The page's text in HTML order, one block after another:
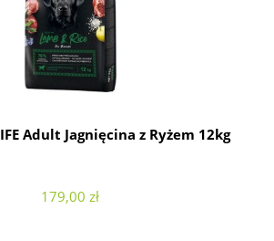
Adult Jagnięcina z Ryżem 12kg
179,00 zł